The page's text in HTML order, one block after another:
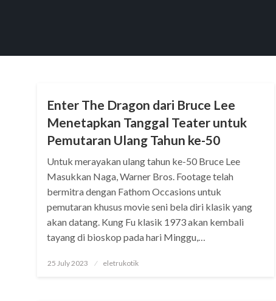
Enter The Dragon dari Bruce Lee
Menetapkan Tanggal Teater untuk
Pemutaran Ulang Tahun ke-50
Untuk merayakan ulang tahun ke-50 Bruce Lee
Masukkan Naga, Warner Bros. Footage telah
bermitra dengan Fathom Occasions untuk
pemutaran khusus movie seni bela diri klasik yang
akan datang. Kung Fu klasik 1973 akan kembali
tayang di bioskop pada hari Minggu,…
Posted
25 July 2023 eletrukotik